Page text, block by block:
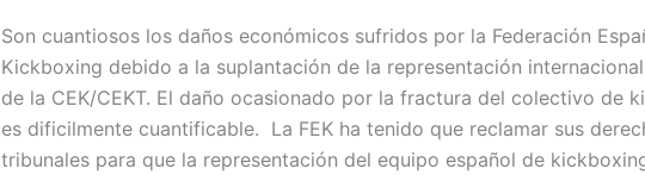
Son cuantiosos los daños económicos sufridos por la Federación
Kickboxing debido a la suplantación de la representación
de la CEK/CEKT. El daño ocasionado por la fractura del colectivo de
es dificilmente cuantificable. La FEK ha tenido que reclamar sus
tribunales para que la representación del equipo español de